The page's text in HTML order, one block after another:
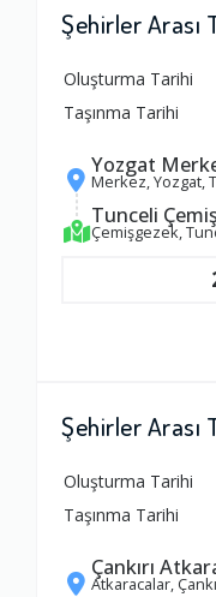
Şehirler Arası
Oluşturma Tarihi
Taşınma Tarihi
Yozgat
Merkez, Yozgat,
Tunceli
Çemişgezek,
Şehirler Arası
Oluşturma Tarihi
Taşınma Tarihi
Çankırı
Atkaracalar,